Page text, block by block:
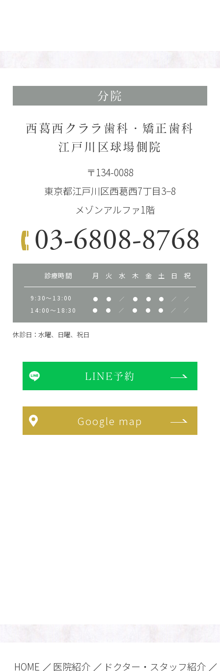
分院
西葛西クララ歯科・矯正歯科
江戸川区球場側院
〒134-0088
東京都江戸川区西葛西7丁目3−8
メゾンアルファ1階
03-6808-8768
診療時間 月 火 水 木 金 土 日 祝
9:30～13:00 ● ● ／ ● ● ● ／ ／
14:00～18:30 ● ● ／ ● ● ● ／ ／
休診日：水曜、日曜、祝日
LINE予約
Google map
HOME 医院紹介 ドクター・スタッフ紹介